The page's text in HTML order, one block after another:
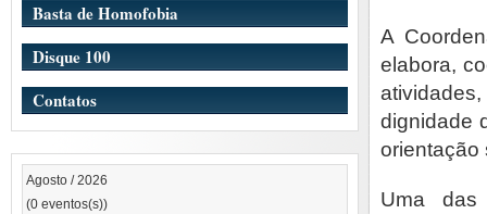
A
elabora,
dignidade
orientação
Uma
Basta de Homofobia
Disque 100
Contatos
Agosto / 2026
(0 eventos(s))